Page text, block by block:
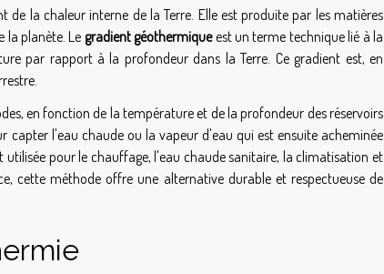
de la chaleur interne de la Terre. Elle est produite par les matières
la planète. Le gradient géothermiqueest un terme technique lié à la
par rapport à la profondeur dans la Terre. Ce gradient est, en
en fonction de la température et de la profondeur des réservoirs
capter l'eau chaude ou la vapeur d'eau qui est ensuite acheminée
pour le chauffage, l'eau chaude sanitaire, la climatisation et
cette méthode offre une alternative durable et respectueuse de